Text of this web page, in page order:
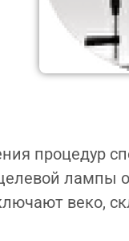
процедур
лампы
веко,